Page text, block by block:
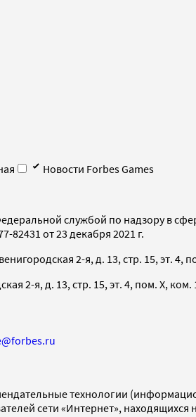
Новости Forbes Games
службой по надзору в
от 23 декабря 2021 г.
2-я, д. 13, стр. 15, эт. 4,
2-я, д. 13, стр. 15, эт. 4, пом. X, ком.
технологии
сети «Интернет»,